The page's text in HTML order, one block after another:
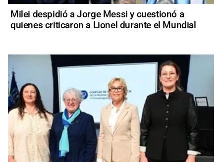
Milei despidió a Jorge Messi y cuestionó a
quienes criticaron a Lionel durante el Mundial